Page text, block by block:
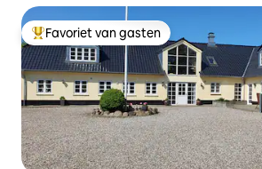
Topfavoriet van gasten
Favoriet van gasten